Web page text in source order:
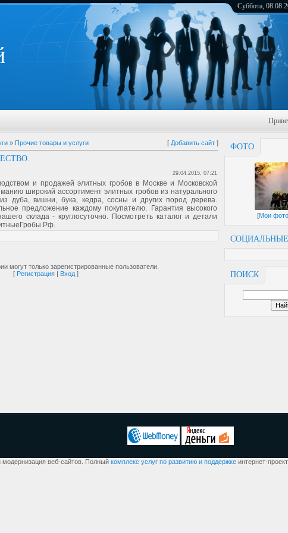
Суббота,
ФОТО
[Мои
ПОИСК
» Прочие товары и услуги [ Добавить сайт ]
29.04.2015, 07:21
и продажей элитных гробов в Москве и Московской
широкий ассортимент элитных гробов из натурального
дуба, вишни, бука, кедра, сосны и других пород дерева.
предложение каждому покупателю. Гарантия высокого
склада - круглосуточно. Посмотреть каталог и детали
могут только зарегистрированные пользователи.
[ Регистрация | Вход ]
модернизация веб-сайтов. Полный комплекс услуг по развитию и поддержке интернет-